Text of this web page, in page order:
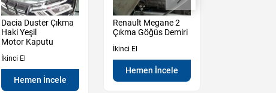
Dacia Duster Çıkma
Haki Yeşil
Motor Kaputu
İkinci El
Hemen İncele
Renault Megane 2
Çıkma Göğüs Demiri
İkinci El
Hemen İncele